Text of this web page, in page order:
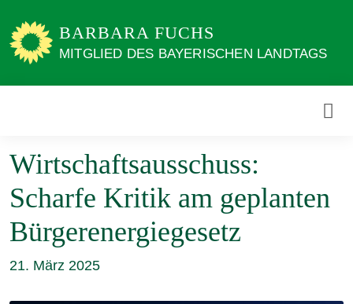
zum
Inhalt
BARBARA FUCHS
MITGLIED DES BAYERISCHEN LANDTAGS
Wirtschaftsausschuss:
Scharfe Kritik am geplanten
Bürgerenergiegesetz
21. März 2025